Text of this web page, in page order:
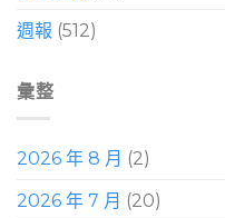
週報 (512)
彙整
2026 年 8 月 (2)
2026 年 7 月 (20)